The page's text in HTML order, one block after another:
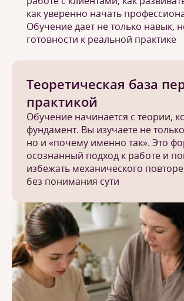
Теоретическая база
практикой
Обучение начинается с теории,
фундамент. Вы изучаете не
но и «почему именно так». Это
осознанный подход к работе и
избежать механического
без понимания сути
как уверенно начать
Обучение дает не только навык,
готовности к реальной практике